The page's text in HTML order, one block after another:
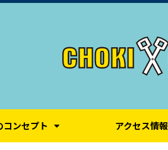
ンセプト アクセス情報